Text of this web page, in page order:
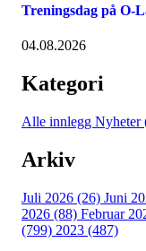
Treningsdag på O-
04.08.2026
Kategori
Alle innlegg Nyheter
Arkiv
Juli 2026 (26) Juni
2026 (88) Februar
(799) 2023 (487)